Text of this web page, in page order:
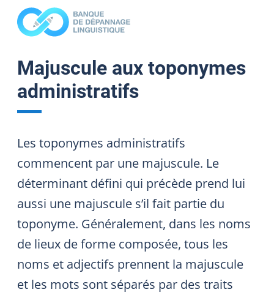
Majuscule aux toponymes
administratifs
Les toponymes administratifs
commencent par une majuscule. Le
déterminant défini qui précède prend lui
aussi une majuscule s’il fait partie du
toponyme. Généralement, dans les noms
de lieux de forme composée, tous les
noms et adjectifs prennent la majuscule
et les mots sont séparés par des traits